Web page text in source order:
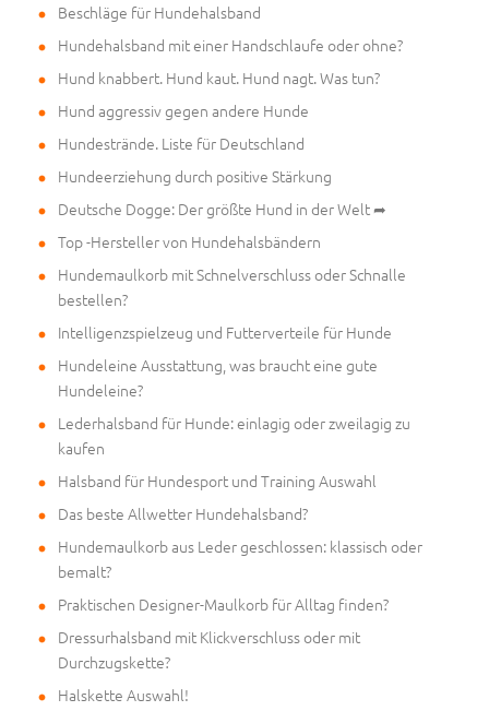
Beschläge für Hundehalsband
Hundehalsband mit einer Handschlaufe oder ohne?
Hund knabbert. Hund kaut. Hund nagt. Was tun?
Hund aggressiv gegen andere Hunde
Hundestrände. Liste für Deutschland
Hundeerziehung durch positive Stärkung
Deutsche Dogge: Der größte Hund in der Welt ➦
Top -Hersteller von Hundehalsbändern
Hundemaulkorb mit Schnelverschluss oder Schnalle
bestellen?
Intelligenzspielzeug und Futterverteile für Hunde
Hundeleine Ausstattung, was braucht eine gute
Hundeleine?
Lederhalsband für Hunde: einlagig oder zweilagig zu
kaufen
Halsband für Hundesport und Training Auswahl
Das beste Allwetter Hundehalsband?
Hundemaulkorb aus Leder geschlossen: klassisch oder
bemalt?
Praktischen Designer-Maulkorb für Alltag finden?
Dressurhalsband mit Klickverschluss oder mit
Durchzugskette?
Halskette Auswahl!